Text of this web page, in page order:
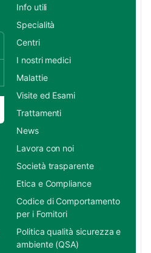
Info utili
Specialità
Centri
I nostri medici
Malattie
Visite ed Esami
Trattamenti
News
Lavora con noi
Società trasparente
Etica e Compliance
Codice di Comportamento
per i Fornitori
Politica qualità sicurezza e
ambiente (QSA)